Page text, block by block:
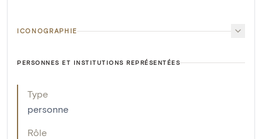
ICONOGRAPHIE
PERSONNES ET INSTITUTIONS REPRÉSENTÉES
Type
personne
Rôle